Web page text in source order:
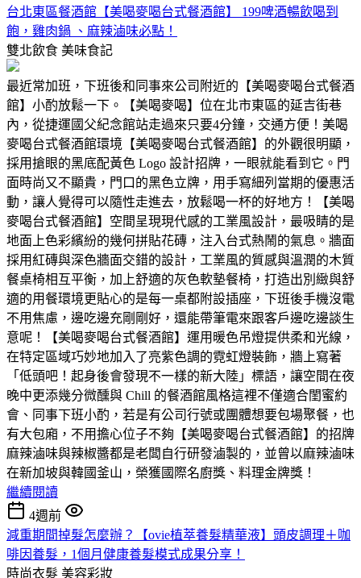
台北東區餐酒館【美喝麥喝台式餐酒館】 199啤酒暢飲喝到
飽，雞肉鍋 、麻辣滷味必點！
雙北飲食 美味食記
最近常加班，下班後和同事來公司附近的【美喝麥喝台式餐酒
館】小酌放鬆一下。【美喝麥喝】位在北市東區的延吉街巷
內，從捷運國父紀念館站走過來只要4分鐘，交通方便！美喝
麥喝台式餐酒館環境【美喝麥喝台式餐酒館】的外觀很明顯，
採用搶眼的黑底配黃色 Logo 設計招牌，一眼就能看到它。門
面時尚又不顯貴，門口的黑色立牌，用手寫細列當期的優惠活
動，讓人覺得可以隨性走進去，放鬆喝一杯的好地方！【美喝
麥喝台式餐酒館】空間呈現現代感的工業風設計，最吸睛的是
地面上色彩繽紛的幾何拼貼花磚，注入台式熱鬧的氣息。牆面
採用紅磚與深色牆面交錯的設計，工業風的質感與溫潤的木質
餐桌椅相互平衡，加上舒適的灰色軟墊餐椅，打造出別緻與舒
適的用餐環境更貼心的是每一桌都附設插座，下班後手機沒電
不用焦慮，邊吃邊充剛剛好，還能帶筆電來跟客戶邊吃邊談生
意呢！【美喝麥喝台式餐酒館】運用暖色吊燈提供柔和光線，
在特定區域巧妙地加入了亮紫色調的霓虹燈裝飾，牆上寫著
「低頭吧！起身後會發現不一樣的新大陸」標語，讓空間在夜
晚中更添幾分微醺與 Chill 的餐酒館風格這裡不僅適合閨蜜約
會、同事下班小酌，若是有公司行號或團體想要包場聚餐，也
有大包廂，不用擔心位子不夠【美喝麥喝台式餐酒館】的招牌
麻辣滷味與辣椒醬都是老闆自行研發滷製的，並曾以麻辣滷味
在新加坡與韓國釜山，榮獲國際名廚獎、料理金牌獎！
繼續閱讀
4週前
減重期間掉髮怎麼辦？【ovie植萃養髮精華液】頭皮調理＋咖
啡因養髮，1個月健康養髮模式成果分享！
時尚衣髮 美容彩妝